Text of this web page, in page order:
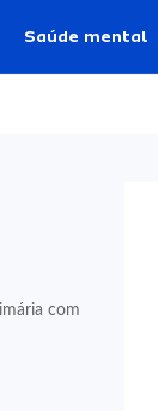
Saúde mental
com